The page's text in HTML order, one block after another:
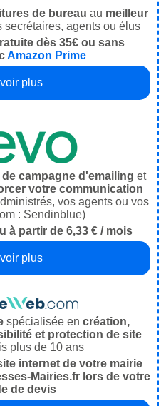
de bureau au meilleur
secrétaires, agents ou élus
dès 35€ ou sans
Amazon Prime
plus
campagne d'emailing et
votre communication
vos agents ou vos
: Sendinblue)
à partir de 6,33 € / mois
plus
spécialisée en création,
et protection de site
plus de 10 ans
internet de votre mairie
Mairies.fr lors de votre
de devis